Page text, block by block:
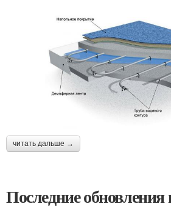
читать дальше →
Последние обновления